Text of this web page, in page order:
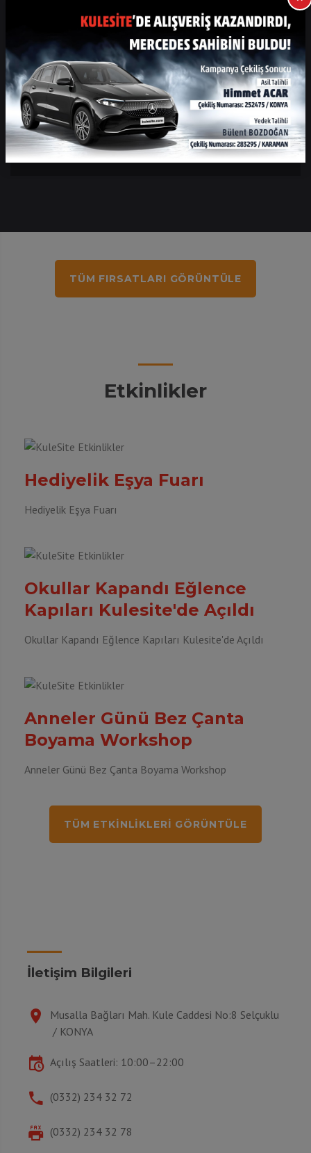
Kulesite Ayakkabı Dünyası
Kulesite Beymen Club
TÜM FIRSATLARI GÖRÜNTÜLE
Etkinlikler
Hediyelik Eşya Fuarı
Hediyelik Eşya Fuarı
Okullar Kapandı Eğlence
Kapıları Kulesite'de Açıldı
Okullar Kapandı Eğlence Kapıları Kulesite'de Açıldı
Anneler Günü Bez Çanta
Boyama Workshop
Anneler Günü Bez Çanta Boyama Workshop
TÜM ETKINLIKLERI GÖRÜNTÜLE
İletişim Bilgileri
Musalla Bağları Mah. Kule Caddesi No:8 Selçuklu
/ KONYA
Açılış Saatleri: 10:00–22:00
(0332) 234 32 72
(0332) 234 32 78